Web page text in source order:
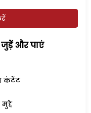
जुड़ेें और पाएं
कंटेंट